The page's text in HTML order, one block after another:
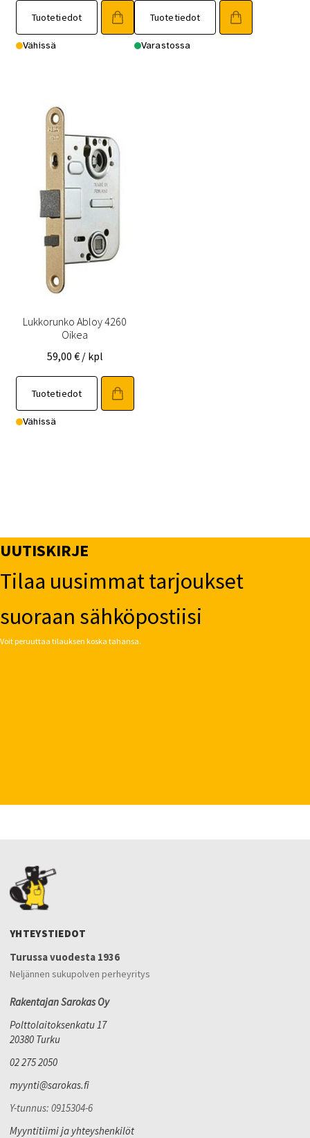
Tuotetiedot
Vähissä
Tuotetiedot
Varastossa
Lukkorunko Abloy 4260
Oikea
59,00 € / kpl
Tuotetiedot
Vähissä
UUTISKIRJE
Tilaa uusimmat tarjoukset
suoraan sähköpostiisi
Voit peruuttaa tilauksen koska tahansa.
YHTEYSTIEDOT
Turussa vuodesta 1936
Neljännen sukupolven perheyritys
Rakentajan Sarokas Oy
Polttolaitoksenkatu 17
20380 Turku
02 275 2050
myynti@sarokas.fi
Y-tunnus: 0915304-6
Myyntitiimi ja yhteyshenkilöt